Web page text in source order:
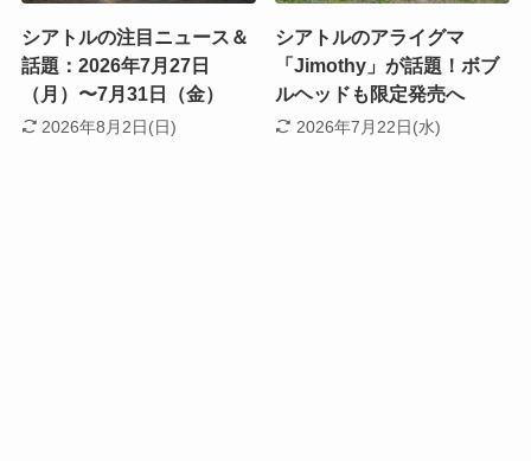
シアトルの注目ニュース＆
話題：2026年7月27日
（月）〜7月31日（金）
2026年8月2日(日)
シアトルのアライグマ
「Jimothy」が話題！ボブ
ルヘッドも限定発売へ
2026年7月22日(水)